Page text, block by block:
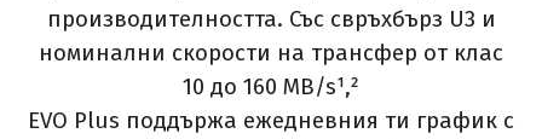
производителността. Със свръхбърз U3 и
номинални скорости на трансфер от клас
10 до 160 MB/s¹,²
EVO Plus поддържа ежедневния ти график с